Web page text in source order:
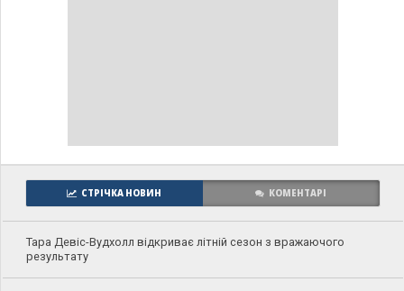
СТРІЧКА НОВИН КОМЕНТАРІ
Тара Девіс-Вудхолл відкриває літній сезон з вражаючого
результату